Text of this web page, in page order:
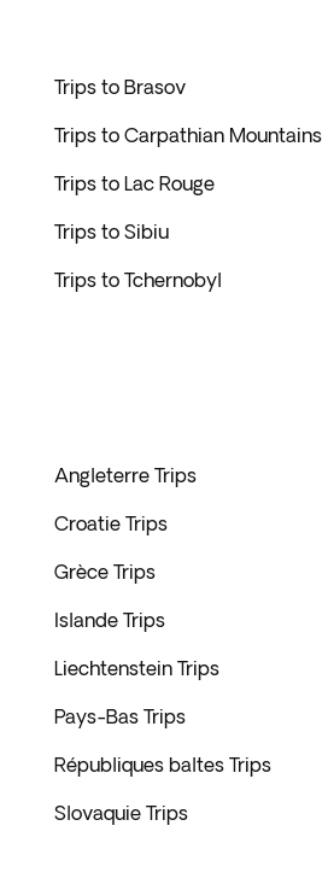
Trips to Brasov
Trips to Carpathian Mountains
Trips to Lac Rouge
Trips to Sibiu
Trips to Tchernobyl
Angleterre Trips
Croatie Trips
Grèce Trips
Islande Trips
Liechtenstein Trips
Pays-Bas Trips
Républiques baltes Trips
Slovaquie Trips